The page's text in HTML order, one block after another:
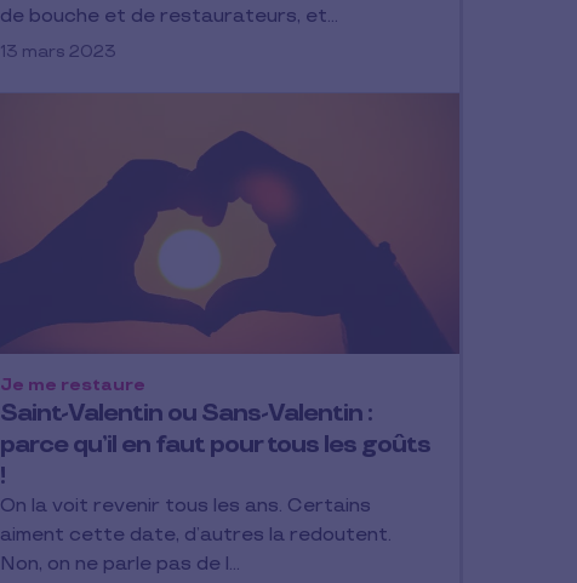
de bouche et de restaurateurs, et…
13 mars 2023
Saint-Valentin ou Sans-Valentin :
parce qu’il en faut pour tous les goûts
!
Je me restaure
On la voit revenir tous les ans. Certains
aiment cette date, d’autres la redoutent.
Non, on ne parle pas de l…